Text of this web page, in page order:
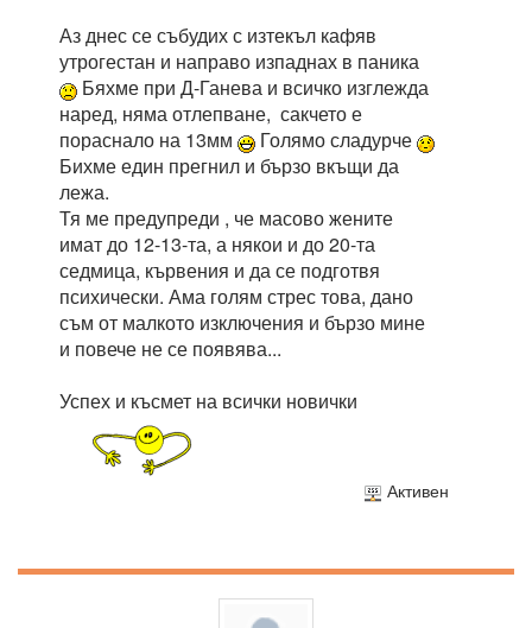
Аз днес се събудих с изтекъл кафяв
утрогестан и направо изпаднах в паника
Бяхме при Д-Ганева и всичко изглежда
наред, няма отлепване, сакчето е
пораснало на 13мм
Голямо сладурче
Бихме един прегнил и бързо вкъщи да
лежа.
Тя ме предупреди , че масово жените
имат до 12-13-та, а някои и до 20-та
седмица, кървения и да се подготвя
психически. Ама голям стрес това, дано
съм от малкото изключения и бързо мине
и повече не се появява...
Успех и късмет на всички новички
Активен